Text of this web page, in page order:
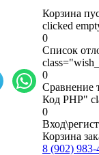
Корзина
clicked
0
Список
0
Сравнение
Код PHP"
0
Корзина
8 (902) 983-